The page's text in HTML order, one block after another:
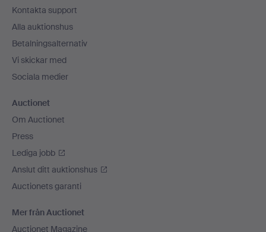
Kontakta support
Alla auktionshus
Betalningsalternativ
Vi skickar med
Sociala medier
Auctionet
Om Auctionet
Press
Lediga jobb
Anslut ditt auktionshus
Auctionets garanti
Mer från Auctionet
Auctionet Magazine